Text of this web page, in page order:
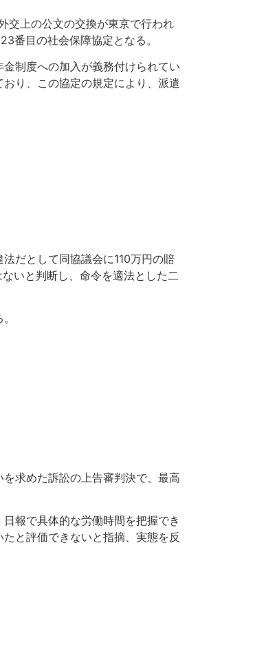
交上の公文の交換が東京で行われ
番目の社会保障協定となる。
制度への加入が義務付けられてい
り、この協定の規定により、派遣
だとして同協議会に110万円の賠
いと判断し、命令を適法とした二
求めた訴訟の上告審判決で、最高
報で具体的な労働時間を把握でき
と評価できないと指摘、実態を反